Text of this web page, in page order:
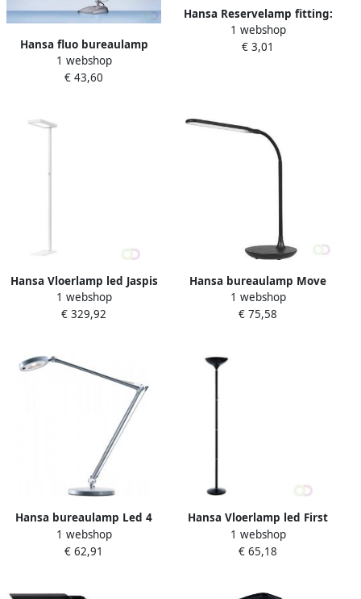
Hansa fluo bureaulamp
arcostar kiwi groen
1 webshop
€ 43,60
Hansa Reservelamp fitting:
gy 6.35 12v 35w
reservelamp voor milano
1 webshop
€ 3,01
Hansa Vloerlamp led Jaspis
wit
1 webshop
€ 329,92
Hansa bureaulamp Move
LED-lamp zwart
1 webshop
€ 75,58
Hansa bureaulamp Led 4
You LED-lamp metaal
1 webshop
€ 62,91
Hansa Vloerlamp led First
zwart staal
1 webshop
€ 65,18